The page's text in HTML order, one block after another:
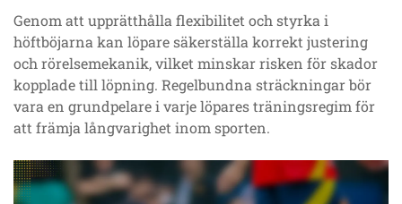
Genom att upprätthålla flexibilitet och styrka i
höftböjarna kan löpare säkerställa korrekt justering
och rörelsemekanik, vilket minskar risken för skador
kopplade till löpning. Regelbundna sträckningar bör
vara en grundpelare i varje löpares träningsregim för
att främja långvarighet inom sporten.